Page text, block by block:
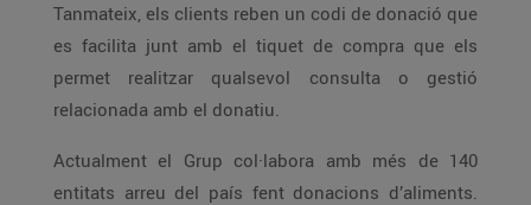
Tanmateix, els clients reben un codi de donació que
es facilita junt amb el tiquet de compra que els
permet realitzar qualsevol consulta o gestió
relacionada amb el donatiu.
Actualment el Grup col·labora amb més de 140
entitats arreu del país fent donacions d’aliments.